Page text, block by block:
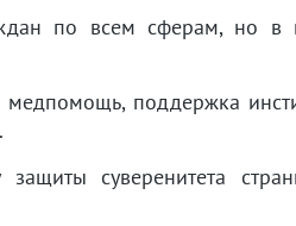
по всем сферам, но
поддержка
суверенитета